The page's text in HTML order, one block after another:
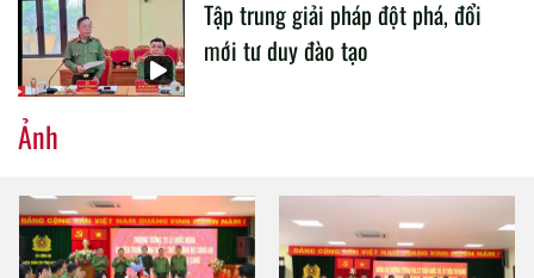
Tập trung giải pháp đột phá, đổi
mới tư duy đào tạo
Ảnh